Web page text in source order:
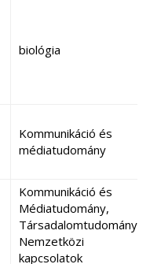
biológia
Kommunikáció és
médiatudomány
Kommunikáció és
Médiatudomány,
Társadalomtudomány,
Nemzetközi
kapcsolatok